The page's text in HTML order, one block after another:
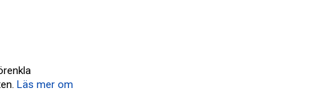
Läs mer om